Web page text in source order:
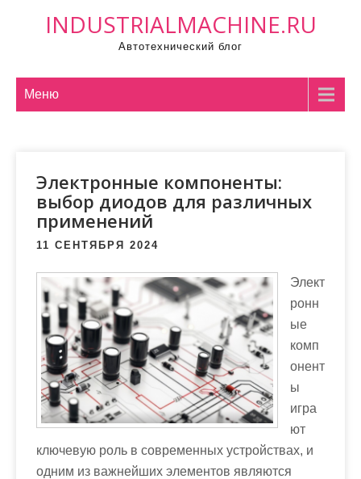
INDUSTRIALMACHINE.RU
Автотехнический блог
Меню
Электронные компоненты:
выбор диодов для различных
применений
11 СЕНТЯБРЯ 2024
Элект
ронн
ые
комп
онент
ы
игра
ют
ключевую роль в современных устройствах, и
одним из важнейших элементов являются